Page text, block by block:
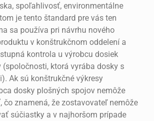
spoľahlivosť, environmentálne
je tento štandard pre vás ten
sa používa pri návrhu nového
v konštrukčnom oddelení a
kontrola u výrobcu dosiek
(spoločnosti, ktorá vyrába dosky s
Ak sú konštrukčné výkresy
dosky plošných spojov nemôže
čo znamená, že zostavovateľ nemôže
súčiastky a v najhoršom prípade